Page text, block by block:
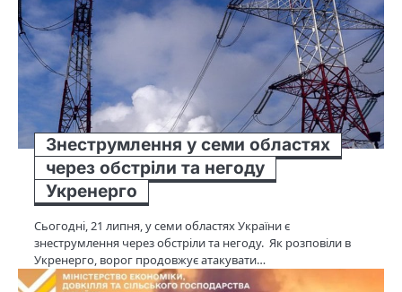
Знеструмлення у семи областях
через обстріли та негоду
Укренерго
Сьогодні, 21 липня, у семи областях України є
знеструмлення через обстріли та негоду. Як розповіли в
Укренерго, ворог продовжує атакувати…